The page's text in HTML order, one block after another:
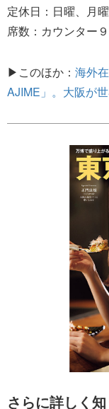
定休日：日曜、月曜
席数：カウンター
▶このほか： 海外
AJIME」。大阪が
さらに詳しく